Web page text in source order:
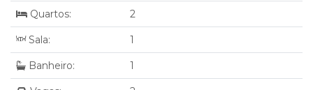
Quartos: 2
Sala: 1
Banheiro: 1